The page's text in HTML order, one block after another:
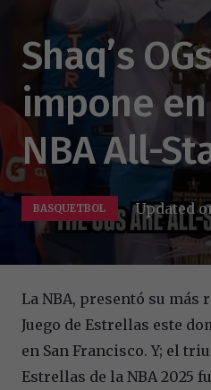
Shaq’s
impone
NBA All-
BASQUETBOL Updated
La NBA, presentó su más
Juego de Estrellas este
en San Francisco. Y; el
Estrellas de la NBA 2025